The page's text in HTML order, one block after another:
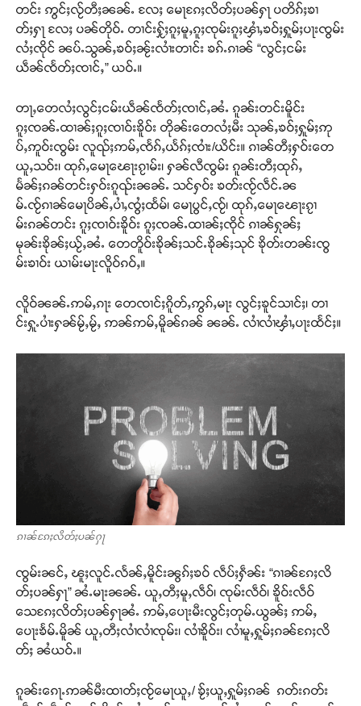
တင်း ဢွင်ႈလႂ်တီႈၼၼ်ႉ လႄႈ မေႃၵႄႈလိတ်ႈပၼ်ႁႃ ပတိၵ်ႈၶၢ
တ်ႈႁႃ လႄႈ ပၼ်တိုဝ်ႉ တၢင်းႁႂ်ႈၵူႈမူႇၵူႈၸုမ်းၵူႈၾၢႆႇၶဝ်ႈႁူမ်ႈပႃးၸွမ်း
လႆႈၸိုင် ၼပ်ႉသွၼ်ႇၶဝ်ႈၼႂ်းလၢႆးတၢင်း ၶၵ်ႉၵၢၼ် “လွင်ႈငမ်း
ယဵၼ်ၸႅတ်ႈၸၢင်ႇ” ယဝ်ႉ။
တႃႇတေလႆႈလွင်ႈငမ်းယဵၼ်ၸႅတ်ႈၸၢင်ႇၼႆႉ ၵူၼ်းတင်းမိူင်း
ၵူႈၸၼ်ႉထၢၼ်ႈၵူႈၸၢဝ်းၶိူဝ်း တိုၼ်းတေလႆႈမီး သုၼ်ႇၶဝ်ႈႁူမ်ႈဢု
ပ်ႇဢူဝ်းၸွမ်း လူၺ်ႈဢမ်ႇၸႅၵ်ႇယႅၵ်ႈၸၢႆး/ယိင်း။ ၵၢၼ်တီႈႁဝ်းတေ
ယူႇသဝ်း၊ ထုၵ်ႇမေႃၽေႃးၵႂၢမ်း၊ ႁၼ်လီၸွမ်း ၵူၼ်းတီႈထုၵ်ႇ
မႅၼ်ႈၵၼ်တင်းႁဝ်းၵူၺ်းၼၼ်ႉ သင်ႁဝ်း ၶတ်းၸႂ်လဵင်ႉၼ
မ်ႉၸႂ်ၵၢၼ်မေႃပိၼ်ႇပၢႆႇၸွႆႈထႅမ်၊ မေႃပွင်ႇၸႂ်၊ ထုၵ်ႇမေႃၽေႃးၵႂၢ
မ်းၵၼ်တင်း ၵူႈၸၢဝ်းၶိူဝ်း ၵူႈၸၼ်ႉထၢၼ်ႈၸိုင် ၵၢၼ်ႁုၼ်ႈ
မုၼ်းၶိုၼ်ႈယႂ်ႇၼႆႉ တေတိူဝ်းၶိုၼ်ႈသင်ႉၶိုၼ်ႈသုင် ၶိုတ်းတၼ်းၸွ
မ်းၶၢဝ်း ယၢမ်းမႃးလိူဝ်ၵဝ်ႇ။
လိူဝ်ၼၼ်ႉဢမ်ႇၵႃး တေၸၢင်ႈၵိူတ်ႇဢွၵ်ႇမႃး လွင်ႈၶူင်သၢင်ႈ၊ တၢ
င်းႁူႉပၢႆးႁၼ်မႂ်ႇမႂ်ႇ ဢၼ်ဢမ်ႇမိူၼ်ၵၼ် ၼၼ်ႉ လၢႆလၢႆၾၢႆႇပႃးထႅင်ႈ။
ၵၢၼ်ၵႄႈလိတ်ႈပၼ်ႁႃ
ၸွမ်းၼင်ႇ ၽူႈလူင်ႉလႅၼ်ႇမိူင်းၼွၵ်ႈၶဝ် လဵပ်ႈႁဵၼ်း “ၵၢၼ်ၵႄႈလိ
တ်ႈပၼ်ႁႃ” ၼႆႉမႃးၼၼ်ႉ ယူႇတီႈမူႇလဵဝ်၊ ၸုမ်းလဵဝ်၊ ၶိူဝ်းလဵဝ်
သေၵႄႈလိတ်ႈပၼ်ႁႃၼႆႉ ဢမ်ႇပေႃးမီးလွင်ႈတုမ်ႉယွၼ်ႈ ဢမ်ႇ
ပေႃးၶႅမ်ႉမိူၼ် ယူႇတီႈလၢႆလၢႆၸုမ်း၊ လၢႆၶိူဝ်း၊ လၢႆမူႇႁူမ်ႈၵၼ်ၵႄႈလိ
တ်ႈ ၼႆယဝ်ႉ။
ၵူၼ်းၵေႃႉဢၼ်မီးထၢတ်ႈၸႂ်မေႃယူႇ/ ၶႂ်ႈယူႇႁူမ်ႈၵၼ် ၵတ်းၵတ်း